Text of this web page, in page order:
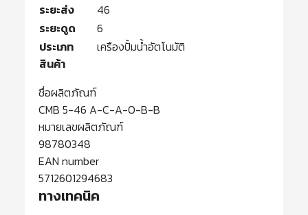
ระยะส่ง
46
ระยะดูด
6
ประเภท
สินค้า
เครืองปั้มน้ำอัตโนมัติ
ชื่อผลิตภัณฑ์
CMB 5-46 A-C-A-O-B-B
หมายเลขผลิตภัณฑ์
98780348
EAN number
5712601294683
ทางเทคนิค